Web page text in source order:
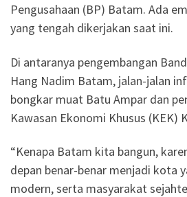
Pengusahaan (BP) Batam. Ada
yang tengah dikerjakan saat ini.
Di antaranya pengembangan
Hang Nadim Batam, jalan-jalan
bongkar muat Batu Ampar dan
Kawasan Ekonomi Khusus (KEK)
“Kenapa Batam kita bangun,
depan benar-benar menjadi kota
modern, serta masyarakat